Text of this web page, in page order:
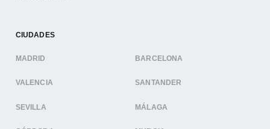
CIUDADES
MADRID BARCELONA
VALENCIA SANTANDER
SEVILLA MÁLAGA